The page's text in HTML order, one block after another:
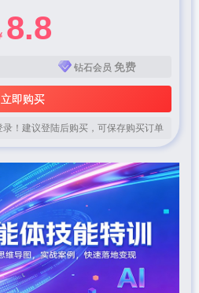
8.8
钻石会员 免费
立即购买
录！建议登陆后购买，可保存购买订单